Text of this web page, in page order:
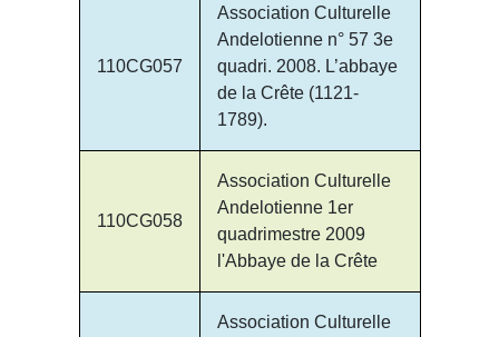
110CG057
Association Culturelle
Andelotienne n° 57 3e
quadri. 2008. L’abbaye
de la Crête (1121-
1789).
110CG058
Association Culturelle
Andelotienne 1er
quadrimestre 2009
l'Abbaye de la Crête
Association Culturelle